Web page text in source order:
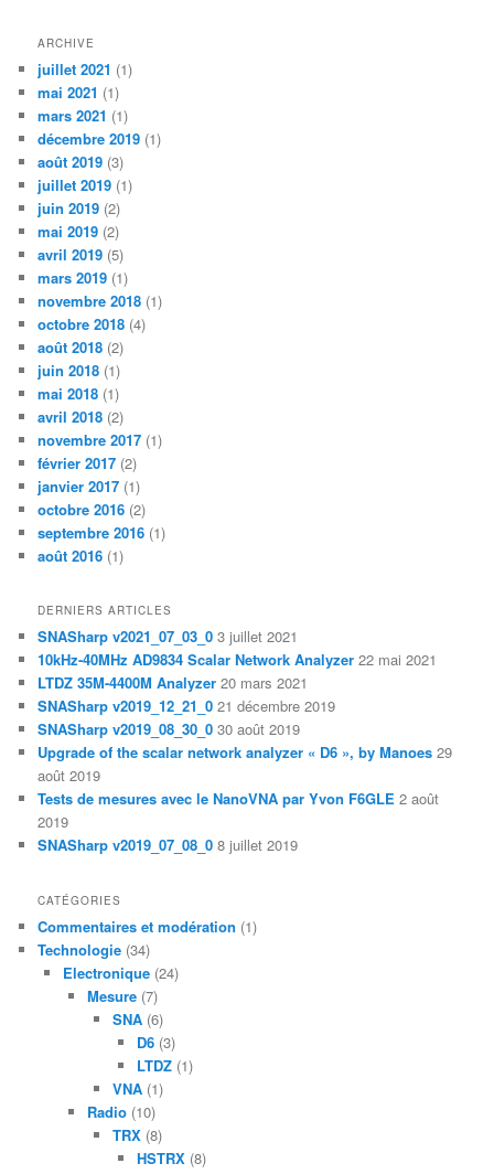
ARCHIVE
juillet 2021 (1)
mai 2021 (1)
mars 2021 (1)
décembre 2019 (1)
août 2019 (3)
juillet 2019 (1)
juin 2019 (2)
mai 2019 (2)
avril 2019 (5)
mars 2019 (1)
novembre 2018 (1)
octobre 2018 (4)
août 2018 (2)
juin 2018 (1)
mai 2018 (1)
avril 2018 (2)
novembre 2017 (1)
février 2017 (2)
janvier 2017 (1)
octobre 2016 (2)
septembre 2016 (1)
août 2016 (1)
DERNIERS ARTICLES
SNASharp v2021_07_03_0 3 juillet 2021
10kHz-40MHz AD9834 Scalar Network Analyzer 22 mai 2021
LTDZ 35M-4400M Analyzer 20 mars 2021
SNASharp v2019_12_21_0 21 décembre 2019
SNASharp v2019_08_30_0 30 août 2019
Upgrade of the scalar network analyzer « D6 », by Manoes 29
août 2019
Tests de mesures avec le NanoVNA par Yvon F6GLE 2 août
2019
SNASharp v2019_07_08_0 8 juillet 2019
CATÉGORIES
Commentaires et modération (1)
Technologie (34)
Electronique(24)
Mesure (7)
SNA(6)
D6 (3)
LTDZ (1)
VNA(1)
Radio (10)
TRX(8)
HSTRX (8)